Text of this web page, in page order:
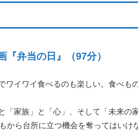
『弁当の日』（97分）
ワイワイ食べるのも楽しい。食べも
「家族」と「心」、そして「未来の
から台所に立つ機会を奪ってはい